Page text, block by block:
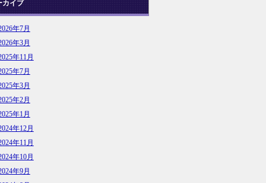
カイブ
年7月
年3月
年11月
年7月
年3月
年2月
年1月
年12月
年11月
年10月
年9月